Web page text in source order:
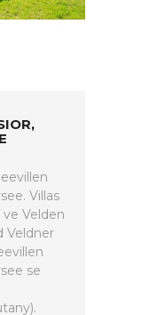
Villas
ve Velden
Veldner
se